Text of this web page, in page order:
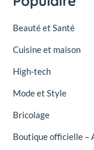
Beauté et Santé
Cuisine et maison
High-tech
Mode et Style
Bricolage
Boutique officielle –